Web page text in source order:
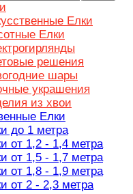
Елки
Елки
решения
шары
украшения
из хвои
Елки
до 1 метра
от 1,2 - 1,4 метра
от 1,5 - 1,7 метра
от 1,8 - 1,9 метра
от 2 - 2,3 метра